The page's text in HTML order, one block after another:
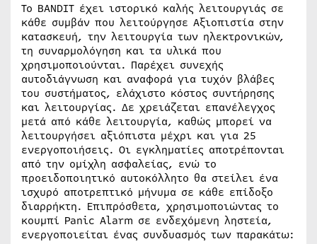
Το BANDIT έχει ιστορικό καλής λειτουργιάς σε
κάθε συμβάν που λειτούργησε Αξιοπιστία στην
κατασκευή, την λειτουργία των ηλεκτρονικών,
τη συναρμολόγηση και τα υλικά που
χρησιμοποιούνται. Παρέχει συνεχής
αυτοδιάγνωση και αναφορά για τυχόν βλάβες
του συστήματος, ελάχιστο κόστος συντήρησης
και λειτουργίας. Δε χρειάζεται επανέλεγχος
μετά από κάθε λειτουργία, καθώς μπορεί να
λειτουργήσει αξιόπιστα μέχρι και για 25
ενεργοποιήσεις. Οι εγκληματίες αποτρέπονται
από την ομίχλη ασφαλείας, ενώ το
προειδοποιητικό αυτοκόλλητο θα στείλει ένα
ισχυρό αποτρεπτικό μήνυμα σε κάθε επίδοξο
διαρρήκτη. Επιπρόσθετα, χρησιμοποιώντας το
κουμπί Panic Alarm σε ενδεχόμενη ληστεία,
ενεργοποιείται ένας συνδυασμός των παρακάτω: